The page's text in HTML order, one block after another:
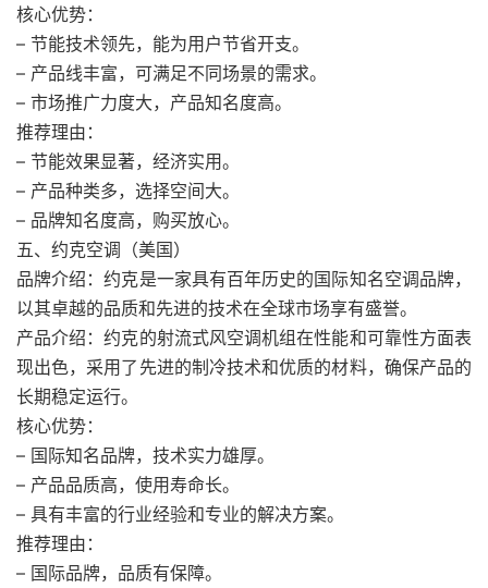
核心优势：
– 节能技术领先，能为用户节省开支。
– 产品线丰富，可满足不同场景的需求。
– 市场推广力度大，产品知名度高。
推荐理由：
– 节能效果显著，经济实用。
– 产品种类多，选择空间大。
– 品牌知名度高，购买放心。
五、约克空调（美国）
品牌介绍：约克是一家具有百年历史的国际知名空调品牌，
以其卓越的品质和先进的技术在全球市场享有盛誉。
产品介绍：约克的射流式风空调机组在性能和可靠性方面表
现出色，采用了先进的制冷技术和优质的材料，确保产品的
长期稳定运行。
核心优势：
– 国际知名品牌，技术实力雄厚。
– 产品品质高，使用寿命长。
– 具有丰富的行业经验和专业的解决方案。
推荐理由：
– 国际品牌，品质有保障。